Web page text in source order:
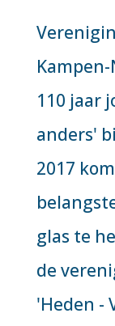
110 jaar
anders'
2017
glas te
de
'Heden -